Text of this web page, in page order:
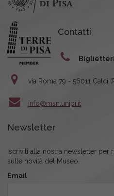
Contatti
via Roma 79 - 56011 Calci
info@msn.unipi.it
Newsletter
Iscriviti alla nostra newsletter per
sulle novità del Museo.
Email